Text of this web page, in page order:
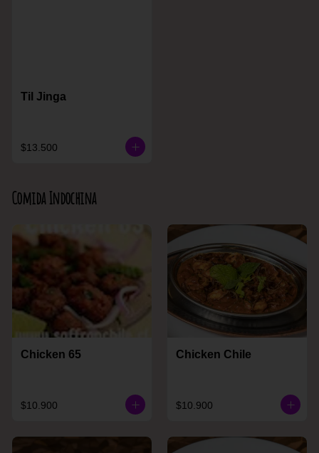
Til Jinga
$13.500
Comida Indochina
Chicken 65
$10.900
Chicken Chile
$10.900